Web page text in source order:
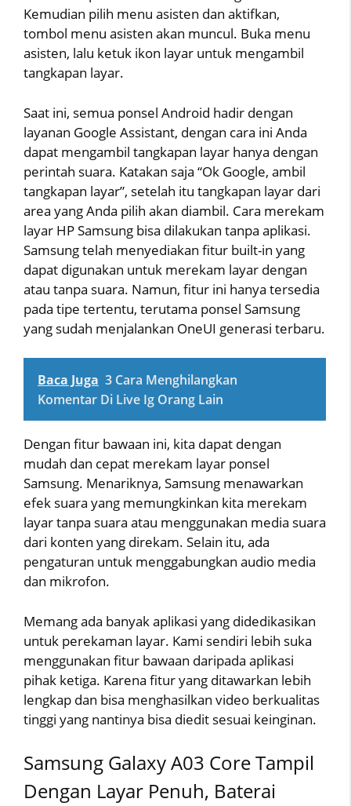
Kemudian pilih menu asisten dan aktifkan,
tombol menu asisten akan muncul. Buka menu
asisten, lalu ketuk ikon layar untuk mengambil
tangkapan layar.
Saat ini, semua ponsel Android hadir dengan
layanan Google Assistant, dengan cara ini Anda
dapat mengambil tangkapan layar hanya dengan
perintah suara. Katakan saja “Ok Google, ambil
tangkapan layar”, setelah itu tangkapan layar dari
area yang Anda pilih akan diambil. Cara merekam
layar HP Samsung bisa dilakukan tanpa aplikasi.
Samsung telah menyediakan fitur built-in yang
dapat digunakan untuk merekam layar dengan
atau tanpa suara. Namun, fitur ini hanya tersedia
pada tipe tertentu, terutama ponsel Samsung
yang sudah menjalankan OneUI generasi terbaru.
Baca Juga 3 Cara Menghilangkan
Komentar Di Live Ig Orang Lain
Dengan fitur bawaan ini, kita dapat dengan
mudah dan cepat merekam layar ponsel
Samsung. Menariknya, Samsung menawarkan
efek suara yang memungkinkan kita merekam
layar tanpa suara atau menggunakan media suara
dari konten yang direkam. Selain itu, ada
pengaturan untuk menggabungkan audio media
dan mikrofon.
Memang ada banyak aplikasi yang didedikasikan
untuk perekaman layar. Kami sendiri lebih suka
menggunakan fitur bawaan daripada aplikasi
pihak ketiga. Karena fitur yang ditawarkan lebih
lengkap dan bisa menghasilkan video berkualitas
tinggi yang nantinya bisa diedit sesuai keinginan.
Samsung Galaxy A03 Core Tampil
Dengan Layar Penuh, Baterai